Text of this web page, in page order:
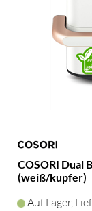
COSORI Dual
(weiß/kupfer)
Auf Lager,